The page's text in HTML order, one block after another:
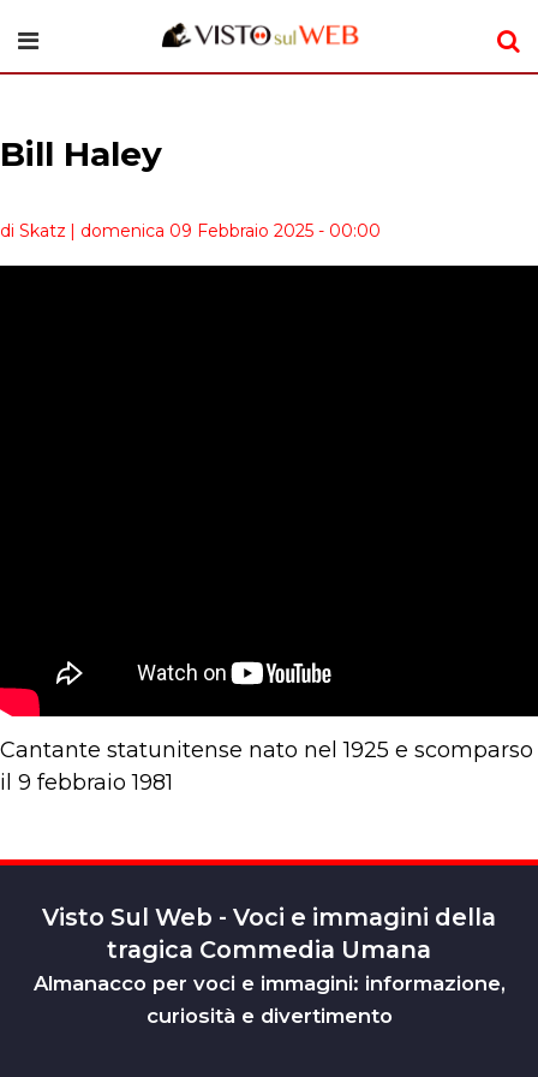
Bill Haley
di Skatz | domenica 09 Febbraio 2025 - 00:00
Cantante statunitense nato nel 1925 e scomparso
il 9 febbraio 1981
Visto Sul Web - Voci e immagini della
tragica Commedia Umana
Almanacco per voci e immagini: informazione,
curiosità e divertimento